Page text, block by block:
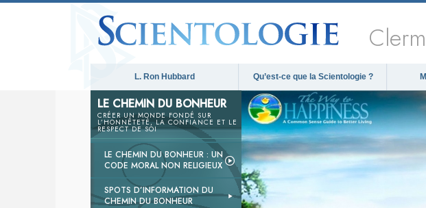
L. Ron Hubbard Qu’est-ce que la Scientologie ?
LE CHEMIN DU BONHEUR
CRÉER UN MONDE FONDÉ SUR
L’HONNÊTETÉ, LA CONFIANCE ET LE
RESPECT DE SOI
LE CHEMIN DU BONHEUR : UN
CODE MORAL NON RELIGIEUX
SPOTS D’INFORMATION DU
CHEMIN DU BONHEUR